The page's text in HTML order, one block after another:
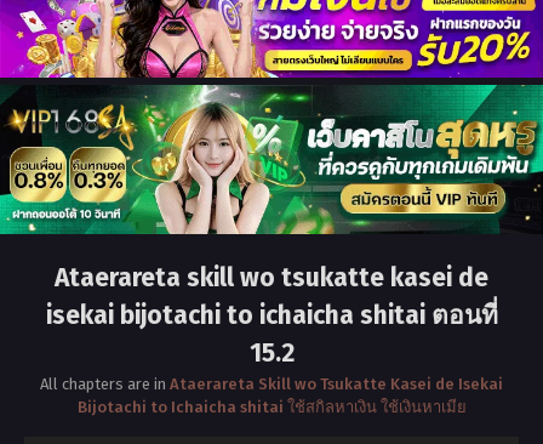
Ataerareta skill wo tsukatte kasei de
isekai bijotachi to ichaicha shitai ตอนที่
15.2
All chapters are in Ataerareta Skill wo Tsukatte Kasei de Isekai
Bijotachi to Ichaicha shitai ใช้สกิลหาเงิน ใช้เงินหาเมีย